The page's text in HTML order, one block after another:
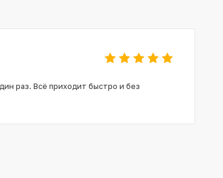
раз. Всё приходит быстро и без